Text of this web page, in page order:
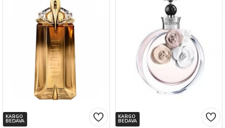
KARGO
BEDAVA
KARGO
BEDAVA